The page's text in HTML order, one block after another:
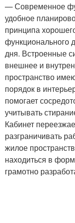
— Современное
удобное
принципа
функционального
дня. Встроенные
внешнее и
пространство
порядок в
помогает
учитывать
Кабинет
разграничивать
жилое
находиться в
грамотно